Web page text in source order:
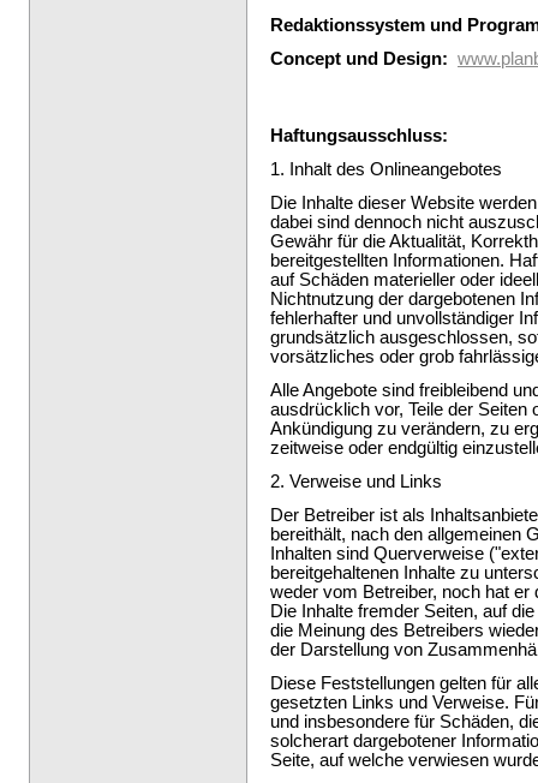
Redaktionssystem und
Concept und Design:
Haftungsausschluss:
1. Inhalt des Onlineangebotes
Die Inhalte dieser Website
dabei sind dennoch nicht
Gewähr für die Aktualität,
bereitgestellten Informationen.
auf Schäden materieller oder
Nichtnutzung der dargebotenen
fehlerhafter und unvollständiger
grundsätzlich ausgeschlossen,
vorsätzliches oder grob
Alle Angebote sind freibleibend
ausdrücklich vor, Teile der Seiten
Ankündigung zu verändern, zu
zeitweise oder endgültig
2. Verweise und Links
Der Betreiber ist als
bereithält, nach den allgemeinen
Inhalten sind Querverweise
bereitgehaltenen Inhalte zu
weder vom Betreiber, noch hat
Die Inhalte fremder Seiten, auf
die Meinung des Betreibers
der Darstellung von
Diese Feststellungen gelten für
gesetzten Links und Verweise.
und insbesondere für Schäden,
solcherart dargebotener
Seite, auf welche verwiesen